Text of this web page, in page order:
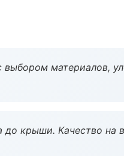
выбором материалов,
до крыши. Качество на